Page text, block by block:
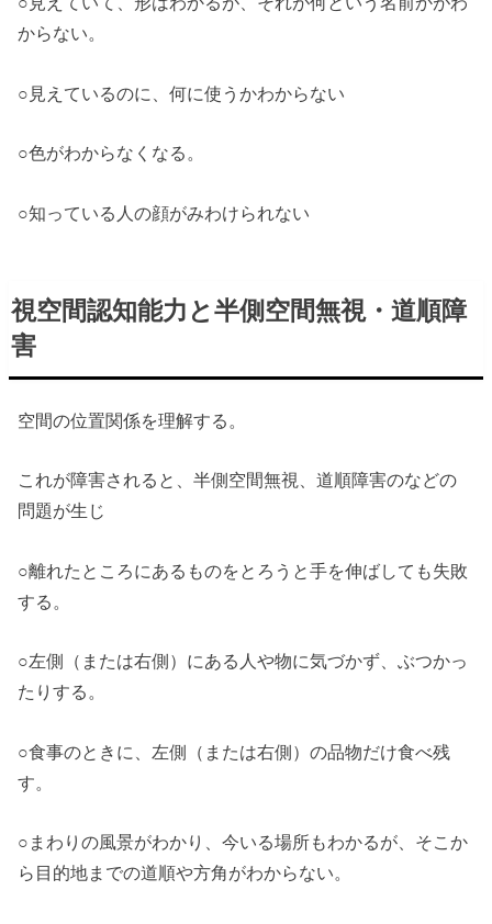
からない。
○見えているのに、何に使うかわからない
○色がわからなくなる。
○知っている人の顔がみわけられない
視空間認知能力と半側空間無視・道順障
害
空間の位置関係を理解する。
これが障害されると、半側空間無視、道順障害のなどの
問題が生じ
○離れたところにあるものをとろうと手を伸ばしても失敗
する。
○左側（または右側）にある人や物に気づかず、ぶつかっ
たりする。
○食事のときに、左側（または右側）の品物だけ食べ残
す。
○まわりの風景がわかり、今いる場所もわかるが、そこか
ら目的地までの道順や方角がわからない。